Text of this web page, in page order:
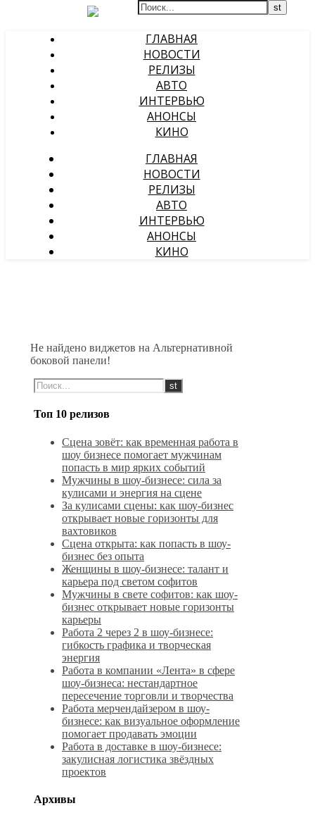
ГЛАВНАЯ
НОВОСТИ
РЕЛИЗЫ
АВТО
ИНТЕРВЬЮ
АНОНСЫ
КИНО
ГЛАВНАЯ
НОВОСТИ
РЕЛИЗЫ
АВТО
ИНТЕРВЬЮ
АНОНСЫ
КИНО
Не найдено виджетов на Альтернативной
боковой панели!
Топ 10 релизов
Сцена зовёт: как временная работа в
шоу бизнесе помогает мужчинам
попасть в мир ярких событий
Мужчины в шоу-бизнесе: сила за
кулисами и энергия на сцене
За кулисами сцены: как шоу-бизнес
открывает новые горизонты для
вахтовиков
Сцена открыта: как попасть в шоу-
бизнес без опыта
Женщины в шоу-бизнесе: талант и
карьера под светом софитов
Мужчины в свете софитов: как шоу-
бизнес открывает новые горизонты
карьеры
Работа 2 через 2 в шоу-бизнесе:
гибкость графика и творческая
энергия
Работа в компании «Лента» в сфере
шоу-бизнеса: нестандартное
пересечение торговли и творчества
Работа мерчендайзером в шоу-
бизнесе: как визуальное оформление
помогает продавать эмоции
Работа в доставке в шоу-бизнесе:
закулисная логистика звёздных
проектов
Архивы